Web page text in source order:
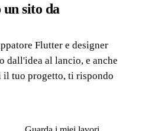
sito da
Flutter e designer
dall'idea al lancio, e anche
il tuo progetto, ti rispondo